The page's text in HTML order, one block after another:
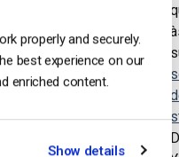
properly and securely.
best experience on our
enriched content.
Show details